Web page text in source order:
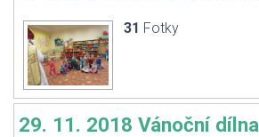
31 Fotky
29. 11. 2018 Vánoční dílna